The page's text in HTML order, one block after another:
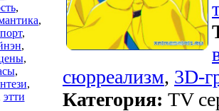
,
,
,
,
,
,
,
этти
сюрреализм, 3D-
Категория: TV